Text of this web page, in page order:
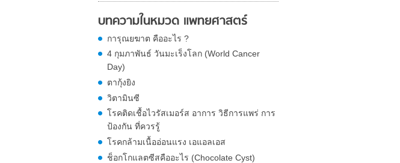
บทความในหมวด แพทยศาสตร์
การุณยฆาต คืออะไร ?
4 กุมภาพันธ์ วันมะเร็งโลก (World Cancer
Day)
ตากุ้งยิง
วิตามินซี
โรคติดเชื้อไวรัสเมอร์ส อาการ วิธีการแพร่ การ
ป้องกัน ที่ควรรู้
โรคกล้ามเนื้ออ่อนแรง เอแอลเอส
ช็อกโกแลตซีสคืออะไร (Chocolate Cyst)